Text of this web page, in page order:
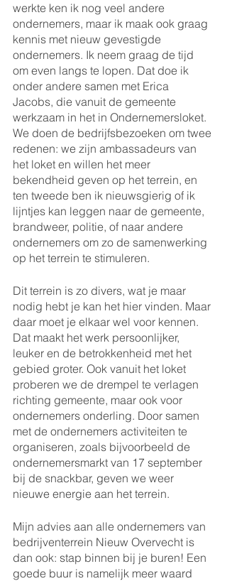
werkte ken ik nog veel andere
ondernemers, maar ik maak ook graag
kennis met nieuw gevestigde
ondernemers. Ik neem graag de tijd
om even langs te lopen. Dat doe ik
onder andere samen met Erica
Jacobs, die vanuit de gemeente
werkzaam in het in Ondernemersloket.
We doen de bedrijfsbezoeken om twee
redenen: we zijn ambassadeurs van
het loket en willen het meer
bekendheid geven op het terrein, en
ten tweede ben ik nieuwsgierig of ik
lijntjes kan leggen naar de gemeente,
brandweer, politie, of naar andere
ondernemers om zo de samenwerking
op het terrein te stimuleren.
Dit terrein is zo divers, wat je maar
nodig hebt je kan het hier vinden. Maar
daar moet je elkaar wel voor kennen.
Dat maakt het werk persoonlijker,
leuker en de betrokkenheid met het
gebied groter. Ook vanuit het loket
proberen we de drempel te verlagen
richting gemeente, maar ook voor
ondernemers onderling. Door samen
met de ondernemers activiteiten te
organiseren, zoals bijvoorbeeld de
ondernemersmarkt van 17 september
bij de snackbar, geven we weer
nieuwe energie aan het terrein.
Mijn advies aan alle ondernemers van
bedrijventerrein Nieuw Overvecht is
dan ook: stap binnen bij je buren! Een
goede buur is namelijk meer waard